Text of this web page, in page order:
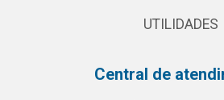
UTILIDADES
Central de